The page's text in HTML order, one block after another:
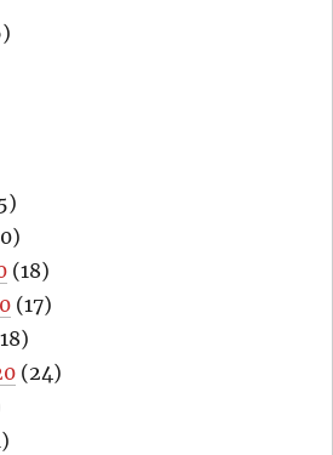
(18)
(17)
(24)